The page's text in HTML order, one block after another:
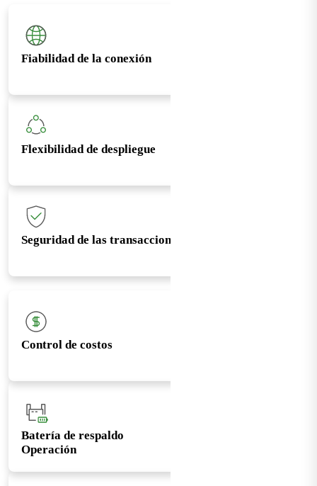
Fiabilidad de la conexión
Flexibilidad de despliegue
Seguridad de las transacciones
Control de costos
Batería de respaldo
Operación